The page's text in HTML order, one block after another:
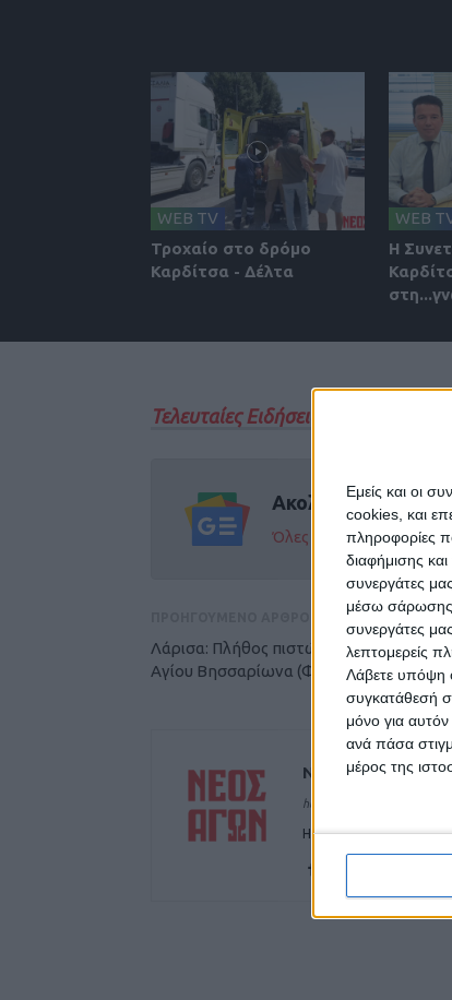
Εμείς και οι
cookies, και
πληροφορίες
διαφήμισης
συνεργάτες
μέσω σάρωσης
συνεργάτες
λεπτομερείς
Λάβετε υπόψη
συγκατάθεσή
μόνο για
ανά πάσα
μέρος της
WEB TV
Τροχαίο στο δρόμο
Καρδίτσα - Δέλτα
WEB
Η
Τελευταίες Ειδήσεις Σήμερα
Ακολούθησε την
Όλες οι εξελίξεις στην
Λάρισα: Πλήθος πιστών στο
Αγίου Βησσαρίωνα (ΦΩΤΟ)
ΝΕΟΣ ΑΓΩΝ
https://neosagon.gr
Η Αρχαιότερη